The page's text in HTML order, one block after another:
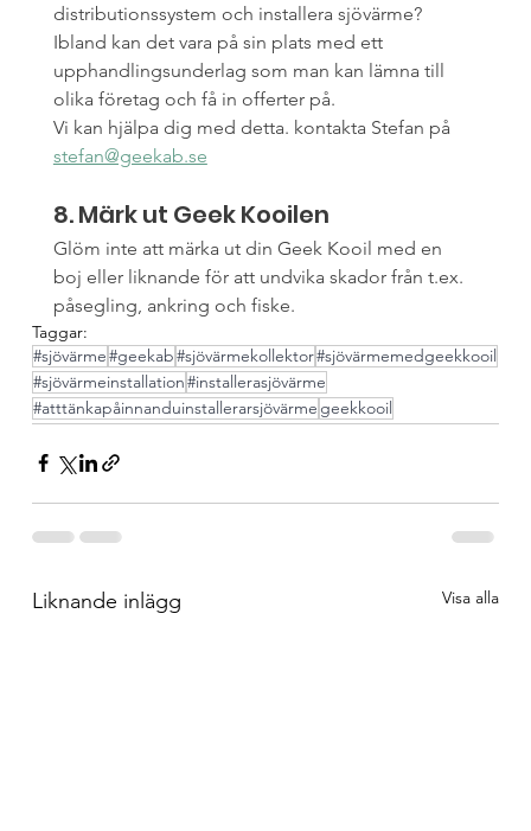
distributionssystem och installera sjövärme?
Ibland kan det vara på sin plats med ett
upphandlingsunderlag som man kan lämna till
olika företag och få in offerter på.
Vi kan hjälpa dig med detta. kontakta Stefan på
stefan@geekab.se
8. Märk ut Geek Kooilen
Glöm inte att märka ut din Geek Kooil med en
boj eller liknande för att undvika skador från t.ex.
påsegling, ankring och fiske.
Taggar:
#sjövärme#geekab#sjövärmekollektor#sjövärmemedgeekkooil
#sjövärmeinstallation#installerasjövärme
#atttänkapåinnanduinstallerarsjövärme geekkooil
Liknande inlägg Visa alla